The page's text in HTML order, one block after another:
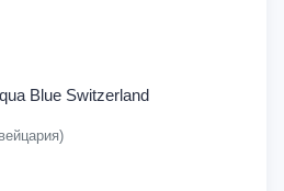
Blue Switzerland